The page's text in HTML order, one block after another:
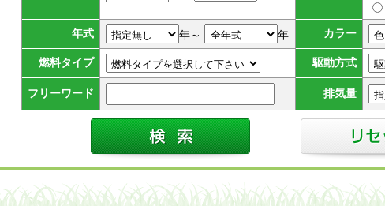
年式 年～ 年 カラー
燃料タイプ 駆動方式
フリーワード 排気量